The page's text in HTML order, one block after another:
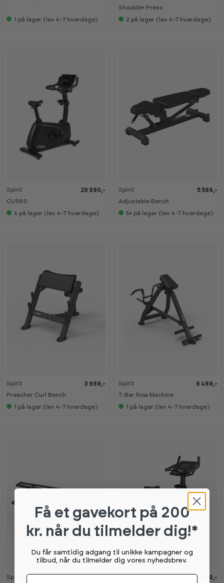
1 på lager (lev 4-7 hverdage)
Shoulder Press
2 på lager (lev 4-7 hverdage)
Spirit
CU980
29 990,-
4 på lager (lev 4-7 hverdage)
Spirit
Adjustable Bench
5 599,-
5+ på lager (lev 4-7 hverdage)
Spirit
Preacher Curl Bench
3 999,-
1 på lager (lev 4-7 hverdage)
Spirit
T-Bar Row Machine
6 499,-
1 på lager (lev 4-7 hverdage)
Spirit 18 990,-
Få et gavekort på 200
kr. når du tilmelder dig!*
Du får samtidig adgang til unikke kampagner og
tilbud, når du tilmelder dig vores nyhedsbrev.
Fornavn